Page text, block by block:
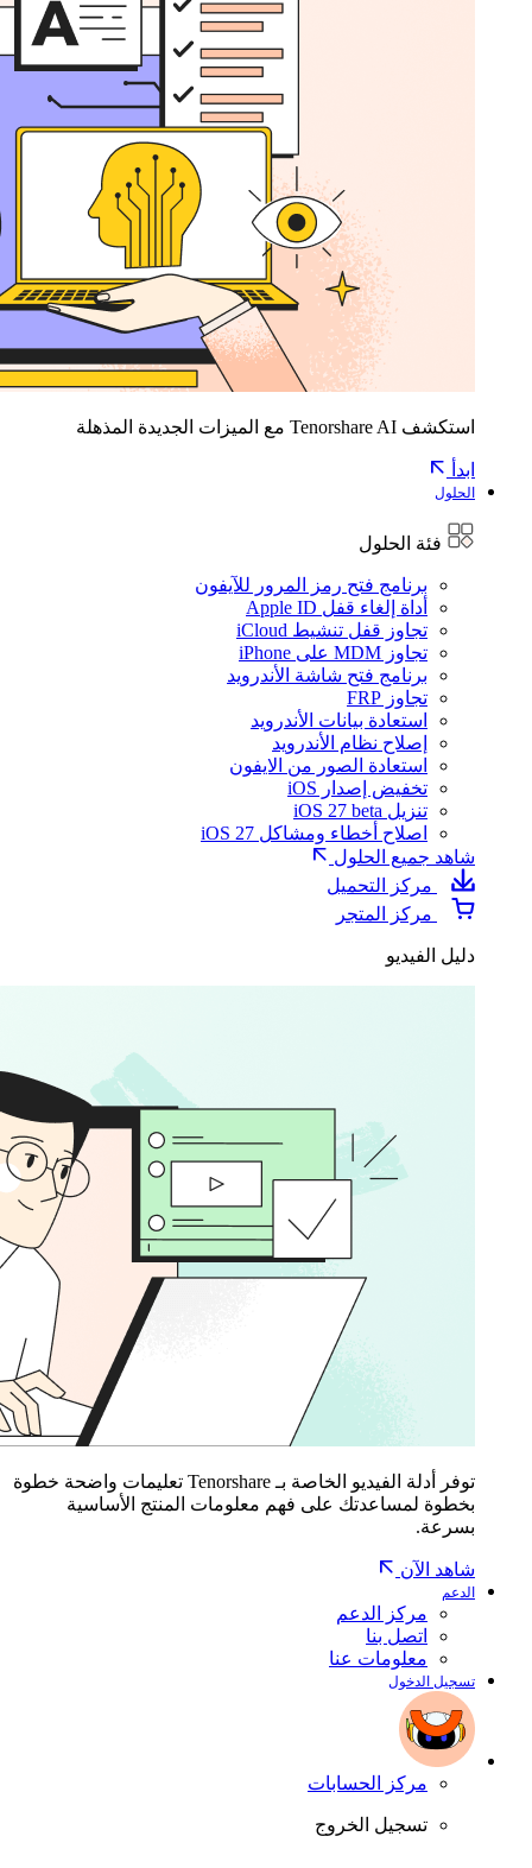
استكشف Tenorshare AI مع الميزات الجديدة المذهلة
ابدأ
الحلول
فئة الحلول
برنامج فتح رمز المرور للآيفون
أداة إلغاء قفل Apple ID
تجاوز قفل تنشيط iCloud
تجاوز MDM على iPhone
برنامج فتح شاشة الأندرويد
تجاوز FRP
استعادة بيانات الأندرويد
إصلاح نظام الأندرويد
استعادة الصور من الايفون
تخفيض إصدار iOS
تنزيل iOS 27 beta
اصلاح أخطاء ومشاكل iOS 27
شاهد جميع الحلول
مركز التحميل
مركز المتجر
دليل الفيديو
توفر أدلة الفيديو الخاصة بـ Tenorshare تعليمات واضحة خطوة
بخطوة لمساعدتك على فهم معلومات المنتج الأساسية
بسرعة.
شاهد الآن
الدعم
مركز الدعم
اتصل بنا
معلومات عنا
تسجيل الدخول
مركز الحسابات
تسجيل الخروج